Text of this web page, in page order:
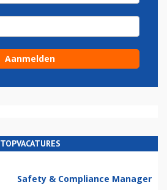
TOPVACATURES
Safety & Compliance Manager